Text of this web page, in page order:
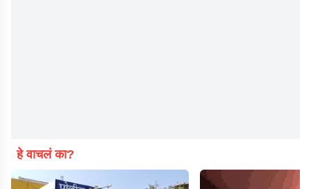
हे वाचलं का?